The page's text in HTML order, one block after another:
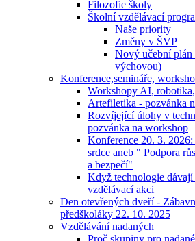
Filozofie školy
Školní vzdělávací
Naše priority
Změny v ŠVP
Nový učební plán
výchovou)
Konference,semináře,
Workshopy AI,
Artefiletika - pozvánka
Rozvíjející úlohy v
pozvánka na workshop
Konference 20. 3.
srdce aneb " Podpora
a bezpečí"
Když technologie dávají
vzdělávací akci
Den otevřených dveří -
předškoláky 22. 10. 2025
Vzdělávání nadaných
Proč skupiny pro